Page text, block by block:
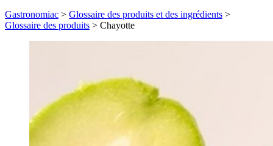
Gastronomiac > Glossaire des produits et des ingrédients >
Glossaire des produits > Chayotte